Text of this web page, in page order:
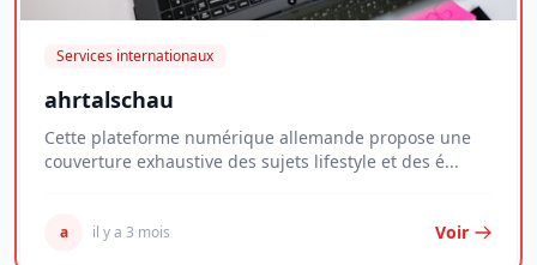
Services internationaux
ahrtalschau
Cette plateforme numérique allemande propose une
couverture exhaustive des sujets lifestyle et des é...
a il y a 3 mois Voir